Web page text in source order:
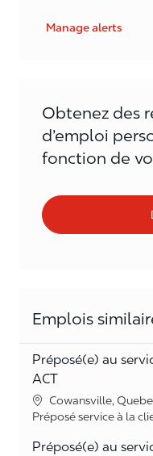
Manage alerts
Obtenez des
d’emploi
fonction de
Emplois
Préposé(e) au
ACT
LieuCowansville,
Catégorie
Préposé service à la
Préposé(e) au